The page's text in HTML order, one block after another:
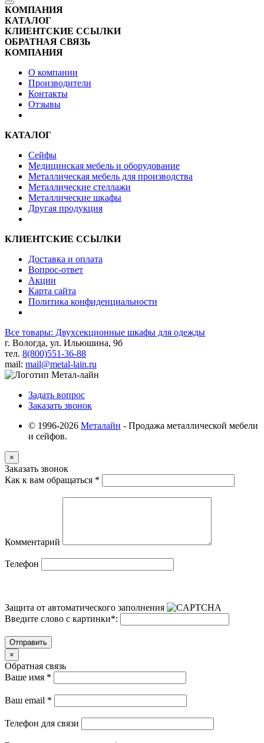
КОМПАНИЯ
КАТАЛОГ
КЛИЕНТСКИЕ ССЫЛКИ
ОБРАТНАЯ СВЯЗЬ
КОМПАНИЯ
О компании
Производители
Контакты
Отзывы
КАТАЛОГ
Сейфы
Медицинская мебель и оборудование
Металлическая мебель для производства
Металлические стеллажи
Металлические шкафы
Другая продукция
КЛИЕНТСКИЕ ССЫЛКИ
Доставка и оплата
Вопрос-ответ
Акции
Карта сайта
Политика конфиденциальности
Все товары: Двухсекционные шкафы для одежды
г. Вологда, ул. Ильюшина, 9б
тел. 8(800)551-36-88
mail: mail@metal-lain.ru
Задать вопрос
Заказать звонок
© 1996-2026 Металайн - Продажа металлической мебели
и сейфов.
×
Заказать звонок
Как к вам обращаться *
Комментарий
Телефон
Защита от автоматического заполнения
Введите слово с картинки*:
Отправить
×
Обратная связь
Ваше имя *
Ваш email *
Телефон для связи